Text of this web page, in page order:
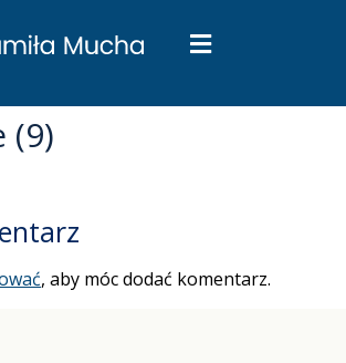
(9)
, aby móc dodać komentarz.